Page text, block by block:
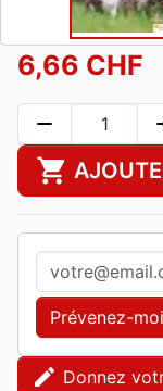
6,66 CHF
remove
shopping_cart
Prévenez-
edit Donnez